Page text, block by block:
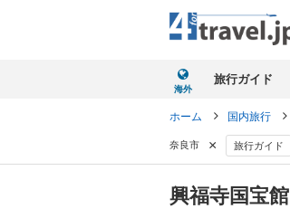
海外
旅行ガイド
ホーム 国内旅行
奈良市 × 旅行ガイド
興福寺国宝館